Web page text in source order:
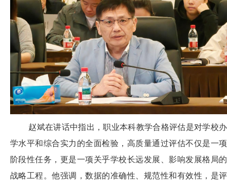
赵斌在讲话中指出，职业本科教学合格评估是对学校办
学水平和综合实力的全面检验，高质量通过评估不仅是一项
阶段性任务，更是一项关乎学校长远发展、影响发展格局的
战略工程。他强调，数据的准确性、规范性和有效性，是评